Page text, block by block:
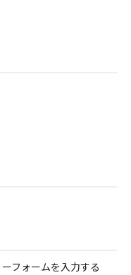
フォームを入力する